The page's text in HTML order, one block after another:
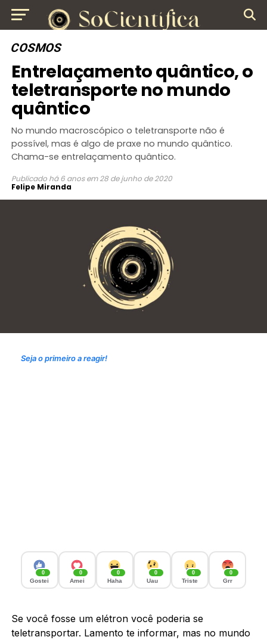
COSMOS
Entrelaçamento quântico, o
teletransporte no mundo
quântico
No mundo macroscópico o teletransporte não é
possível, mas é algo de praxe no mundo quântico.
Chama-se entrelaçamento quântico.
Publicado há 6 anos em 28 de junho de 2020
Felipe Miranda
Seja o primeiro a reagir!
0
Gostei
0
Amei
0
Haha
0
Uau
0
Triste
0
Grr
Se você fosse um elétron você poderia se
teletransportar. Lamento te informar, mas no mundo